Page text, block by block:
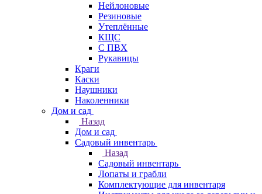
Нейлоновые
Резиновые
Утеплённые
КЩС
С ПВХ
Рукавицы
Краги
Каски
Наушники
Наколенники
Дом и сад
Назад
Дом и сад
Садовый инвентарь
Назад
Садовый инвентарь
Лопаты и грабли
Комплектующие для инвентаря